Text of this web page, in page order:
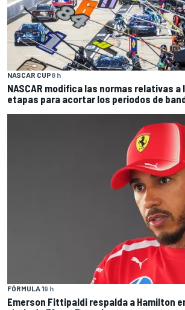
NASCAR CUP8 h
NASCAR modifica las normas relativas
etapas para acortar los periodos de
FÓRMULA 19 h
Emerson Fittipaldi respalda a Hamilton